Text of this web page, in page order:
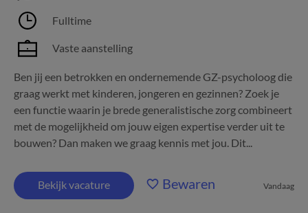
Fulltime
Vaste aanstelling
Ben jij een betrokken en ondernemende GZ-psycholoog die
graag werkt met kinderen, jongeren en gezinnen? Zoek je
een functie waarin je brede generalistische zorg combineert
met de mogelijkheid om jouw eigen expertise verder uit te
bouwen? Dan maken we graag kennis met jou. Dit...
Bekijk vacature Bewaren Vandaag